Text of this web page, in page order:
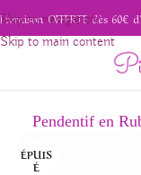
Skip to navigation
Skip to main content
Livraison OFFERTE dès 60€
Pendentif en
ÉPUIS
É